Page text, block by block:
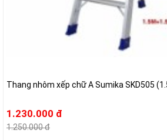
Thang nhôm xếp chữ A Sumika SKD505
1.230.000 đ
1.250.000 đ